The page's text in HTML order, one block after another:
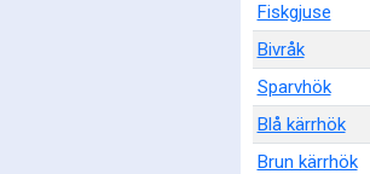
Fiskgjuse
Bivråk
Sparvhök
Blå kärrhök
Brun kärrhök